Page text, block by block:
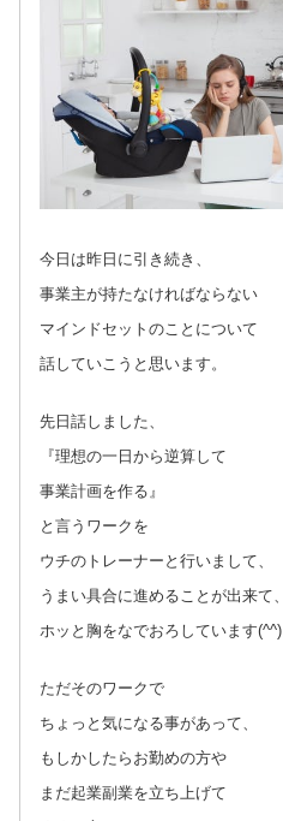
今日は昨日に引き続き、
事業主が持たなければならない
マインドセットのことについて
話していこうと思います。
先日話しました、
『理想の一日から逆算して
事業計画を作る』
と言うワークを
ウチのトレーナーと行いまして、
うまい具合に進めることが出来て、
ホッと胸をなでおろしています(^^)
ただそのワークで
ちょっと気になる事があって、
もしかしたらお勤めの方や
まだ起業副業を立ち上げて